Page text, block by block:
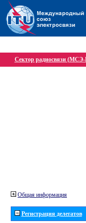
Сектор радиосвязи (МСЭ-
Общая информация
Регистрация делегатов